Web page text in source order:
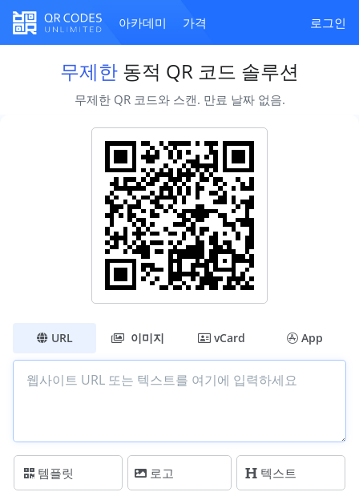
아카데미 가격 로그인
무제한 동적 QR 코드 솔루션
무제한 QR 코드와 스캔. 만료 날짜 없음.
URL 이미지 vCard App
템플릿 로고 텍스트